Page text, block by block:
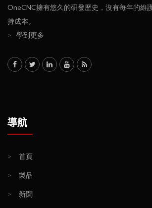
OneCNC擁有悠久的研發歷史，沒有每年的維
持成本。
>
學到更多
導航
> 首頁
> 製品
> 新聞